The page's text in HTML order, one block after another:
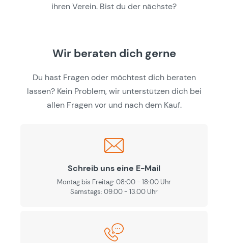
ihren Verein. Bist du der nächste?
Wir beraten dich gerne
Du hast Fragen oder möchtest dich beraten
lassen? Kein Problem, wir unterstützen dich bei
allen Fragen vor und nach dem Kauf.
Schreib uns eine E-Mail
Montag bis Freitag: 08:00 - 18:00 Uhr
Samstags: 09.00 - 13.00 Uhr